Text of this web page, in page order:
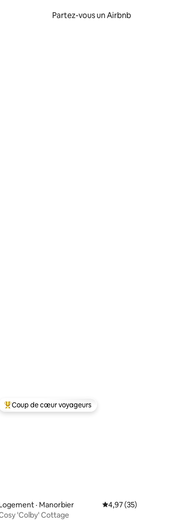
Partez-vous un Airbnb
glisser.
4,97 sur 5, 331 commentaires
Coup de cœur voyageurs parmi les plus aimés
Coup de cœur voyageurs
· Manorbier Note moyenne de
4,97 (35)
'Colby' Cottage